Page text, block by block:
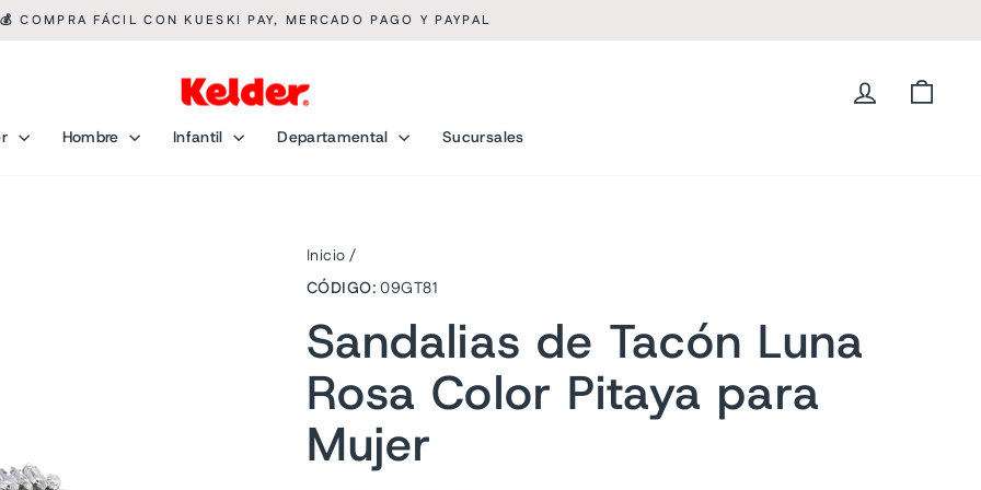
💰 COMPRA FÁCIL CON KUESKI PAY, MERCADO PAGO Y PAYPAL
Ingresar
Hombre Infantil Departamental Sucursales
Inicio /
CÓDIGO: 09GT81
Sandalias de Tacón Luna
Rosa Color Pitaya para
Mujer